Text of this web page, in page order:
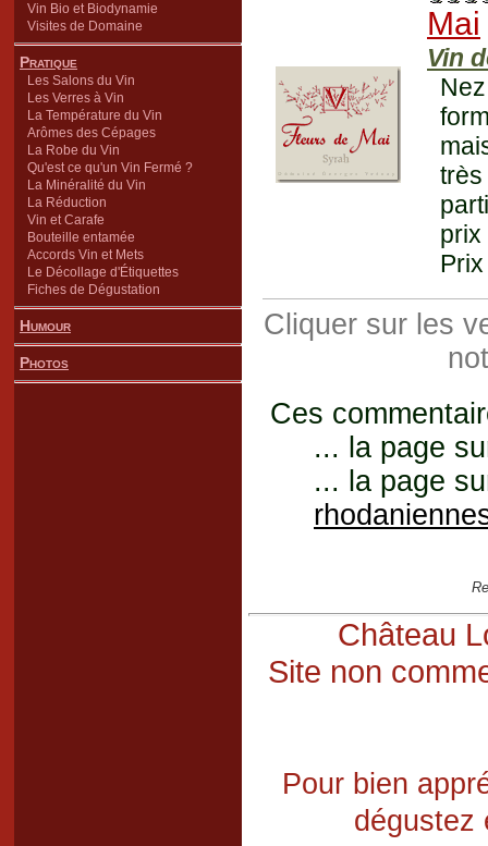
Vin Bio et Biodynamie
Visites de Domaine
Pratique
Les Salons du Vin
Les Verres à Vin
La Température du Vin
Arômes des Cépages
La Robe du Vin
Qu'est ce qu'un Vin Fermé ?
La Minéralité du Vin
La Réduction
Vin et Carafe
Bouteille entamée
Accords Vin et Mets
Le Décollage d'Étiquettes
Fiches de Dégustation
Humour
Photos
Mai
Vin
prix
Cliquer sur les
Ces
... la page
... la page
Château
Site non
Pour bien
dégustez